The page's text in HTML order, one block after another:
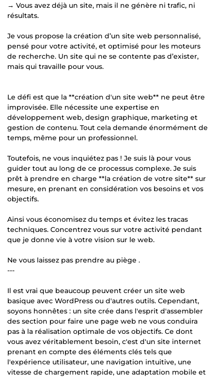
→ Vous avez déjà un site, mais il ne génère ni trafic, ni
résultats.
Je vous propose la création d’un site web personnalisé,
pensé pour votre activité, et optimisé pour les moteurs
de recherche. Un site qui ne se contente pas d’exister,
mais qui travaille pour vous.
Le défi est que la **création d'un site web** ne peut être
improvisée. Elle nécessite une expertise en
développement web, design graphique, marketing et
gestion de contenu. Tout cela demande énormément de
temps, même pour un professionnel.
Toutefois, ne vous inquiétez pas ! Je suis là pour vous
guider tout au long de ce processus complexe. Je suis
prêt à prendre en charge **la création de votre site** sur
mesure, en prenant en considération vos besoins et vos
objectifs.
Ainsi vous économisez du temps et évitez les tracas
techniques. Concentrez vous sur votre activité pendant
que je donne vie à votre vision sur le web.
Ne vous laissez pas prendre au piège .
---
Il est vrai que beaucoup peuvent créer un site web
basique avec WordPress ou d'autres outils. Cependant,
soyons honnêtes : un site crée dans l'esprit d'assembler
des section pour faire une page web ne vous conduira
pas à la réalisation optimale de vos objectifs. Ce dont
vous avez véritablement besoin, c'est d'un site internet
prenant en compte des éléments clés tels que
l'expérience utilisateur, une navigation intuitive, une
vitesse de chargement rapide, une adaptation mobile et